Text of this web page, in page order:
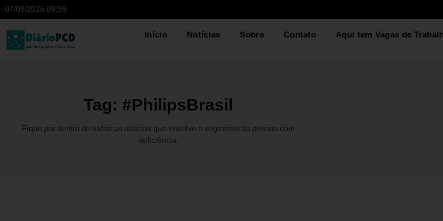
07/08/2026 09:59
Início Notícias Sobre Contato Aqui tem Vagas de
Tag: #PhilipsBrasil
Fique por dentro de todas as notícias que envolve o segmento da pessoa com
deficiência.